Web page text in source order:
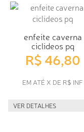
enfeite caverna
ciclideos pq
R$ 46,80
EM ATÉ X DE R$ INF
VER DETALHES